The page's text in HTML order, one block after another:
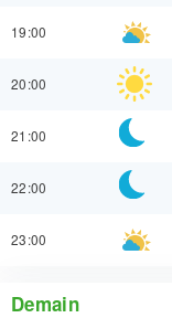
19:00
20:00
21:00
22:00
23:00
Demain